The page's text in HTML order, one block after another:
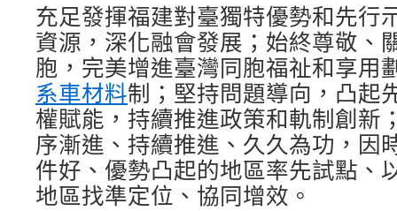
充足發揮福建對臺獨特優勢和先行
資源，深化融會發展；始終尊敬、
胞，完美增進臺灣同胞福祉和享用
系車材料制；堅持問題導向，凸起
權賦能，持續推進政策和軌制創新
序漸進、持續推進、久久為功，因
件好、優勢凸起的地區率先試點、
地區找準定位、協同增效。